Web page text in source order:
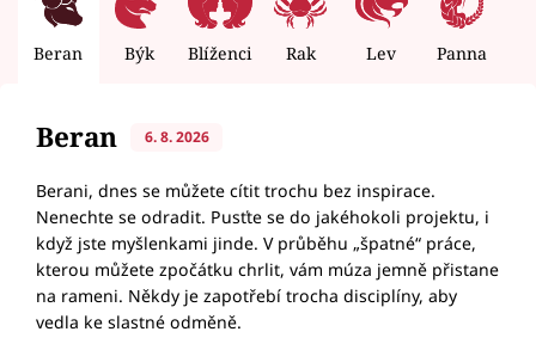
Beran Býk Blíženci Rak Lev Panna
Beran 6. 8. 2026
Berani, dnes se můžete cítit trochu bez inspirace.
Nenechte se odradit. Pusťte se do jakéhokoli projektu, i
když jste myšlenkami jinde. V průběhu „špatné“ práce,
kterou můžete zpočátku chrlit, vám múza jemně přistane
na rameni. Někdy je zapotřebí trocha disciplíny, aby
vedla ke slastné odměně.